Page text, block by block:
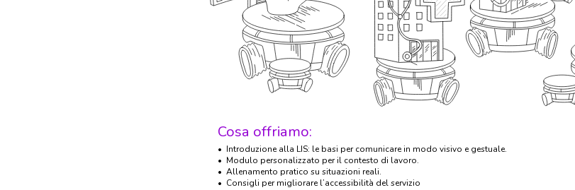
Cosa offriamo:
• Introduzione alla LIS: le basi per comunicare in modo visivo e gestuale.
• Modulo personalizzato per il contesto di lavoro.
• Allenamento pratico su situazioni reali.
• Consigli per migliorare l’accessibilità del servizio